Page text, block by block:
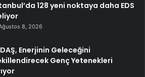
128 yeni noktaya daha EDS
8, 2026
Enerjinin Geleceğini
Genç Yetenekleri